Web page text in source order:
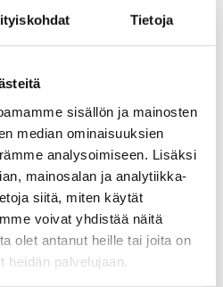
Tietoja
sisällön ja mainosten
median ominaisuuksien
analysoimiseen. Lisäksi
mainosalan ja analytiikka-
siitä, miten käytät
voivat yhdistää näitä
olet antanut heille tai joita on
palvelujaan.
maksaa sekä käteisellä
30 kertaa vuodessa.